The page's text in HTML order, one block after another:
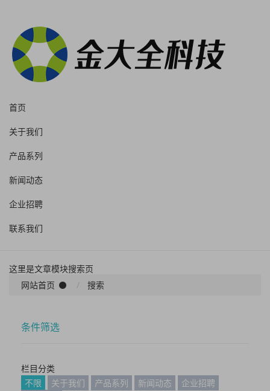
首页
关于我们
产品系列
新闻动态
企业招聘
联系我们
这里是文章模块搜索页
网站首页
搜索
条件筛选
栏目分类
不限
关于我们 产品系列 新闻动态
企业招聘